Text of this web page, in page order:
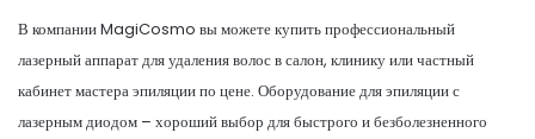
В компании MagiCosmo вы можете купить профессиональный
лазерный аппарат для удаления волос в салон, клинику или частный
кабинет мастера эпиляции по цене. Оборудование для эпиляции с
лазерным диодом – хороший выбор для быстрого и безболезненного